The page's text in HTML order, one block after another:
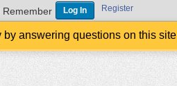
Remember Register
answering questions on this site